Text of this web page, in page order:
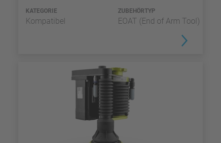
KATEGORIE
Kompatibel
ZUBEHÖRTYP
EOAT (End of Arm Tool)